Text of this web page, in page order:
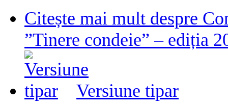
Citește mai mult despre
”Tinere condeie” – ediția
Versiune tipar